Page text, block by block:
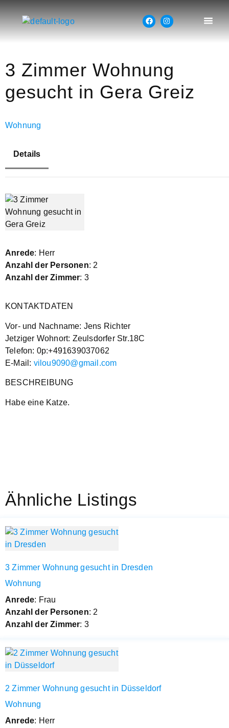
3 Zimmer Wohnung
gesucht in Gera Greiz
Wohnung
Details
Anrede: Herr
Anzahl der Personen: 2
Anzahl der Zimmer: 3
KONTAKTDATEN
Vor- und Nachname: Jens Richter
Jetziger Wohnort: Zeulsdorfer Str.18C
Telefon: 0p:+491639037062
E-Mail: vilou9090@gmail.com
BESCHREIBUNG
Habe eine Katze.
Ähnliche Listings
3 Zimmer Wohnung gesucht in Dresden
Wohnung
Anrede: Frau
Anzahl der Personen: 2
Anzahl der Zimmer: 3
2 Zimmer Wohnung gesucht in Düsseldorf
Wohnung
Anrede: Herr